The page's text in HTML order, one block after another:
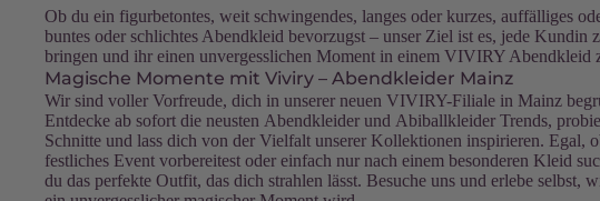
Ob du ein figurbetontes, weit schwingendes, langes oder kurzes, auffälliges
buntes oder schlichtes Abendkleid bevorzugst – unser Ziel ist es, jede Kundin
bringen und ihr einen unvergesslichen Moment in einem VIVIRY Abendkleid
Magische Momente mit Viviry – Abendkleider Mainz
Wir sind voller Vorfreude, dich in unserer neuen VIVIRY-Filiale in Mainz
Entdecke ab sofort die neusten Abendkleider und Abiballkleider Trends,
Schnitte und lass dich von der Vielfalt unserer Kollektionen inspirieren. Egal,
festliches Event vorbereitest oder einfach nur nach einem besonderen Kleid
du das perfekte Outfit, das dich strahlen lässt. Besuche uns und erlebe selbst,